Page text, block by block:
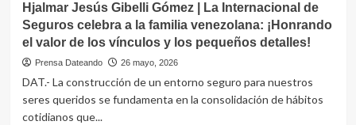
la
Columna
Vertebral
una
Empresa
Saludable
Internacional
de
Seguros:
Trayectoria,
y
Solidez
en
Hjalmar Jesús Gibelli Gómez | La Internacional de
Seguros celebra a la familia venezolana: ¡Honrando
el valor de los vínculos y los pequeños detalles!
Prensa Dateando 26 mayo, 2026
DAT.- La construcción de un entorno seguro para nuestros
seres queridos se fundamenta en la consolidación de hábitos
cotidianos que...